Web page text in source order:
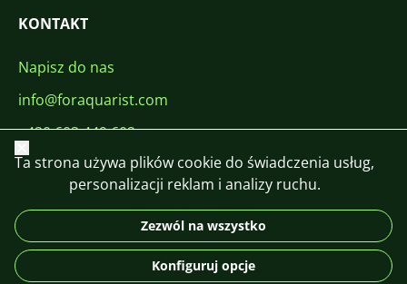
KONTAKT
Napisz do nas
info@foraquarist.com
+420 603 449 602
DE
Zamknij
Ta strona używa plików cookie do świadczenia usług,
personalizacji reklam i analizy ruchu.
Zezwól na wszystko
Konfiguruj opcje